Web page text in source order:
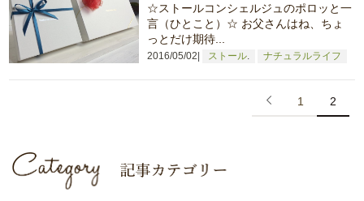
2016/05/02 ストール ナチュラルライフ
☆ストールコンシェルジュのポロッと一
言（ひとこと）☆ お父さんはね、ちょ
っとだけ期待...
1 2